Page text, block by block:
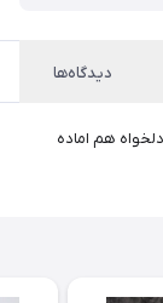
دیدگاه‌ها
هم اماده